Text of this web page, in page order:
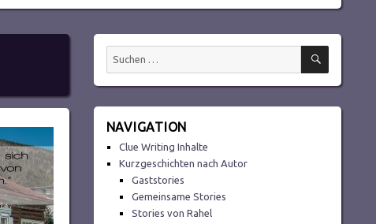
Suchen
SUCHEN
NAVIGATION
Clue Writing Inhalte
Kurzgeschichten nach Autor
Gaststories
Gemeinsame Stories
Stories von Rahel